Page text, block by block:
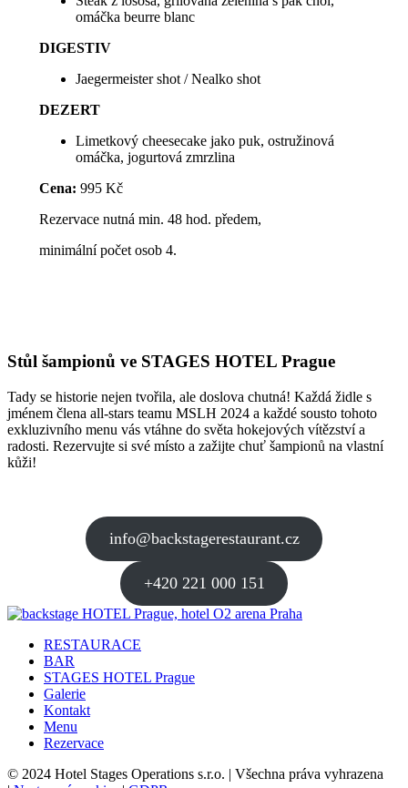
omáčka beurre blanc
DIGESTIV
Jaegermeister shot / Nealko shot
DEZERT
Limetkový cheesecake jako puk, ostružinová
omáčka, jogurtová zmrzlina
Cena: 995 Kč
Rezervace nutná min. 48 hod. předem,
minimální počet osob 4.
Stůl šampionů ve STAGES HOTEL Prague
Tady se historie nejen tvořila, ale doslova chutná! Každá židle s
jménem člena all-stars teamu MSLH 2024 a každé sousto tohoto
exkluzivního menu vás vtáhne do světa hokejových vítězství a
radosti. Rezervujte si své místo a zažijte chuť šampionů na vlastní
kůži!
info@backstagerestaurant.cz
+420 221 000 151
RESTAURACE
BAR
STAGES HOTEL Prague
Galerie
Kontakt
Menu
Rezervace
© 2024 Hotel Stages Operations s.r.o. | Všechna práva vyhrazena